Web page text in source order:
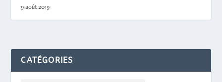
9 août 2019
CATÉGORIES